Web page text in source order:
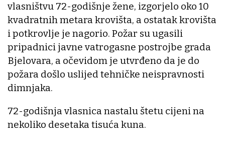
vlasništvu 72-godišnje žene, izgorjelo oko 10
kvadratnih metara krovišta, a ostatak krovišta
i potkrovlje je nagorio. Požar su ugasili
pripadnici javne vatrogasne postrojbe grada
Bjelovara, a očevidom je utvrđeno da je do
požara došlo uslijed tehničke neispravnosti
dimnjaka.
72-godišnja vlasnica nastalu štetu cijeni na
nekoliko desetaka tisuća kuna.